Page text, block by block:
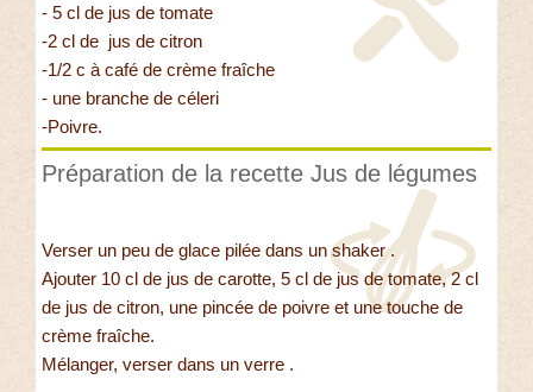
- 5 cl de jus de tomate
-2 cl de jus de citron
-1/2 c à café de crème fraîche
- une branche de céleri
-Poivre.
Préparation de la recette Jus de légumes
Verser un peu de glace pilée dans un shaker .
Ajouter 10 cl de jus de carotte, 5 cl de jus de tomate, 2 cl
de jus de citron, une pincée de poivre et une touche de
crème fraîche.
Mélanger, verser dans un verre .